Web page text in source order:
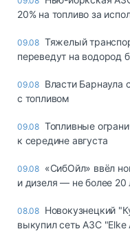
20% на топливо за
09.08 Тяжелый
переведут на водород
09.08 Власти Барнаула
с топливом
09.08 Топливные
к середине августа
09.08 «СибОйл» ввёл
и дизеля — не более 20
08.08 Новокузнецкий
выкупил сеть АЗС